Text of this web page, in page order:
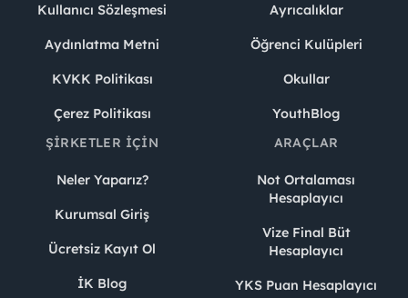
Kullanıcı Sözleşmesi
Aydınlatma Metni
KVKK Politikası
Çerez Politikası
Ayrıcalıklar
Öğrenci Kulüpleri
Okullar
YouthBlog
ŞIRKETLER İÇIN
Neler Yaparız?
Kurumsal Giriş
Ücretsiz Kayıt Ol
İK Blog
ARAÇLAR
Not Ortalaması
Hesaplayıcı
Vize Final Büt
Hesaplayıcı
YKS Puan Hesaplayıcı